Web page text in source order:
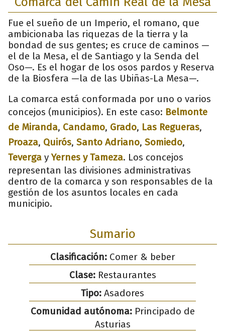
Fue el sueño de un Imperio, el romano, que
ambicionaba las riquezas de la tierra y la
bondad de sus gentes; es cruce de caminos —
el de la Mesa, el de Santiago y la Senda del
Oso—. Es el hogar de los osos pardos y Reserva
de la Biosfera —la de las Ubiñas-La Mesa—.
La comarca está conformada por uno o varios
concejos (municipios). En este caso: Belmonte
de Miranda, Candamo, Grado, Las Regueras,
Proaza, Quirós, Santo Adriano, Somiedo,
Teverga yYernes y Tameza. Los concejos
representan las divisiones administrativas
dentro de la comarca y son responsables de la
gestión de los asuntos locales en cada
municipio.
Sumario
Clasificación:Comer & beber
Clase:Restaurantes
Tipo: Asadores
Comunidad autónoma:Principado de
Asturias